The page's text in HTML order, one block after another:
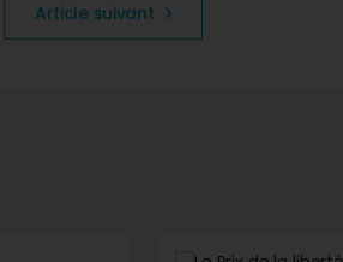
Article suivant